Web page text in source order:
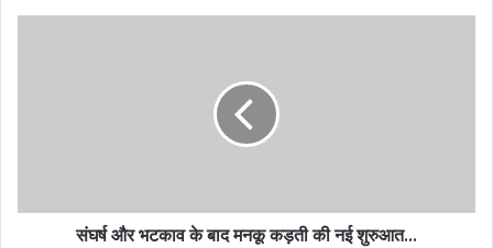
संघर्ष और भटकाव के बाद मनकू कड़ती की नई शुरुआत…